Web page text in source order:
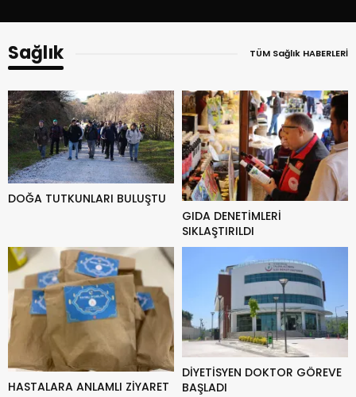
Sağlık TÜM Sağlık HABERLERİ
DOĞA TUTKUNLARI BULUŞTU
GIDA DENETİMLERİ
SIKLAŞTIRILDI
HASTALARA ANLAMLI ZİYARET
DİYETİSYEN DOKTOR GÖREVE
BAŞLADI